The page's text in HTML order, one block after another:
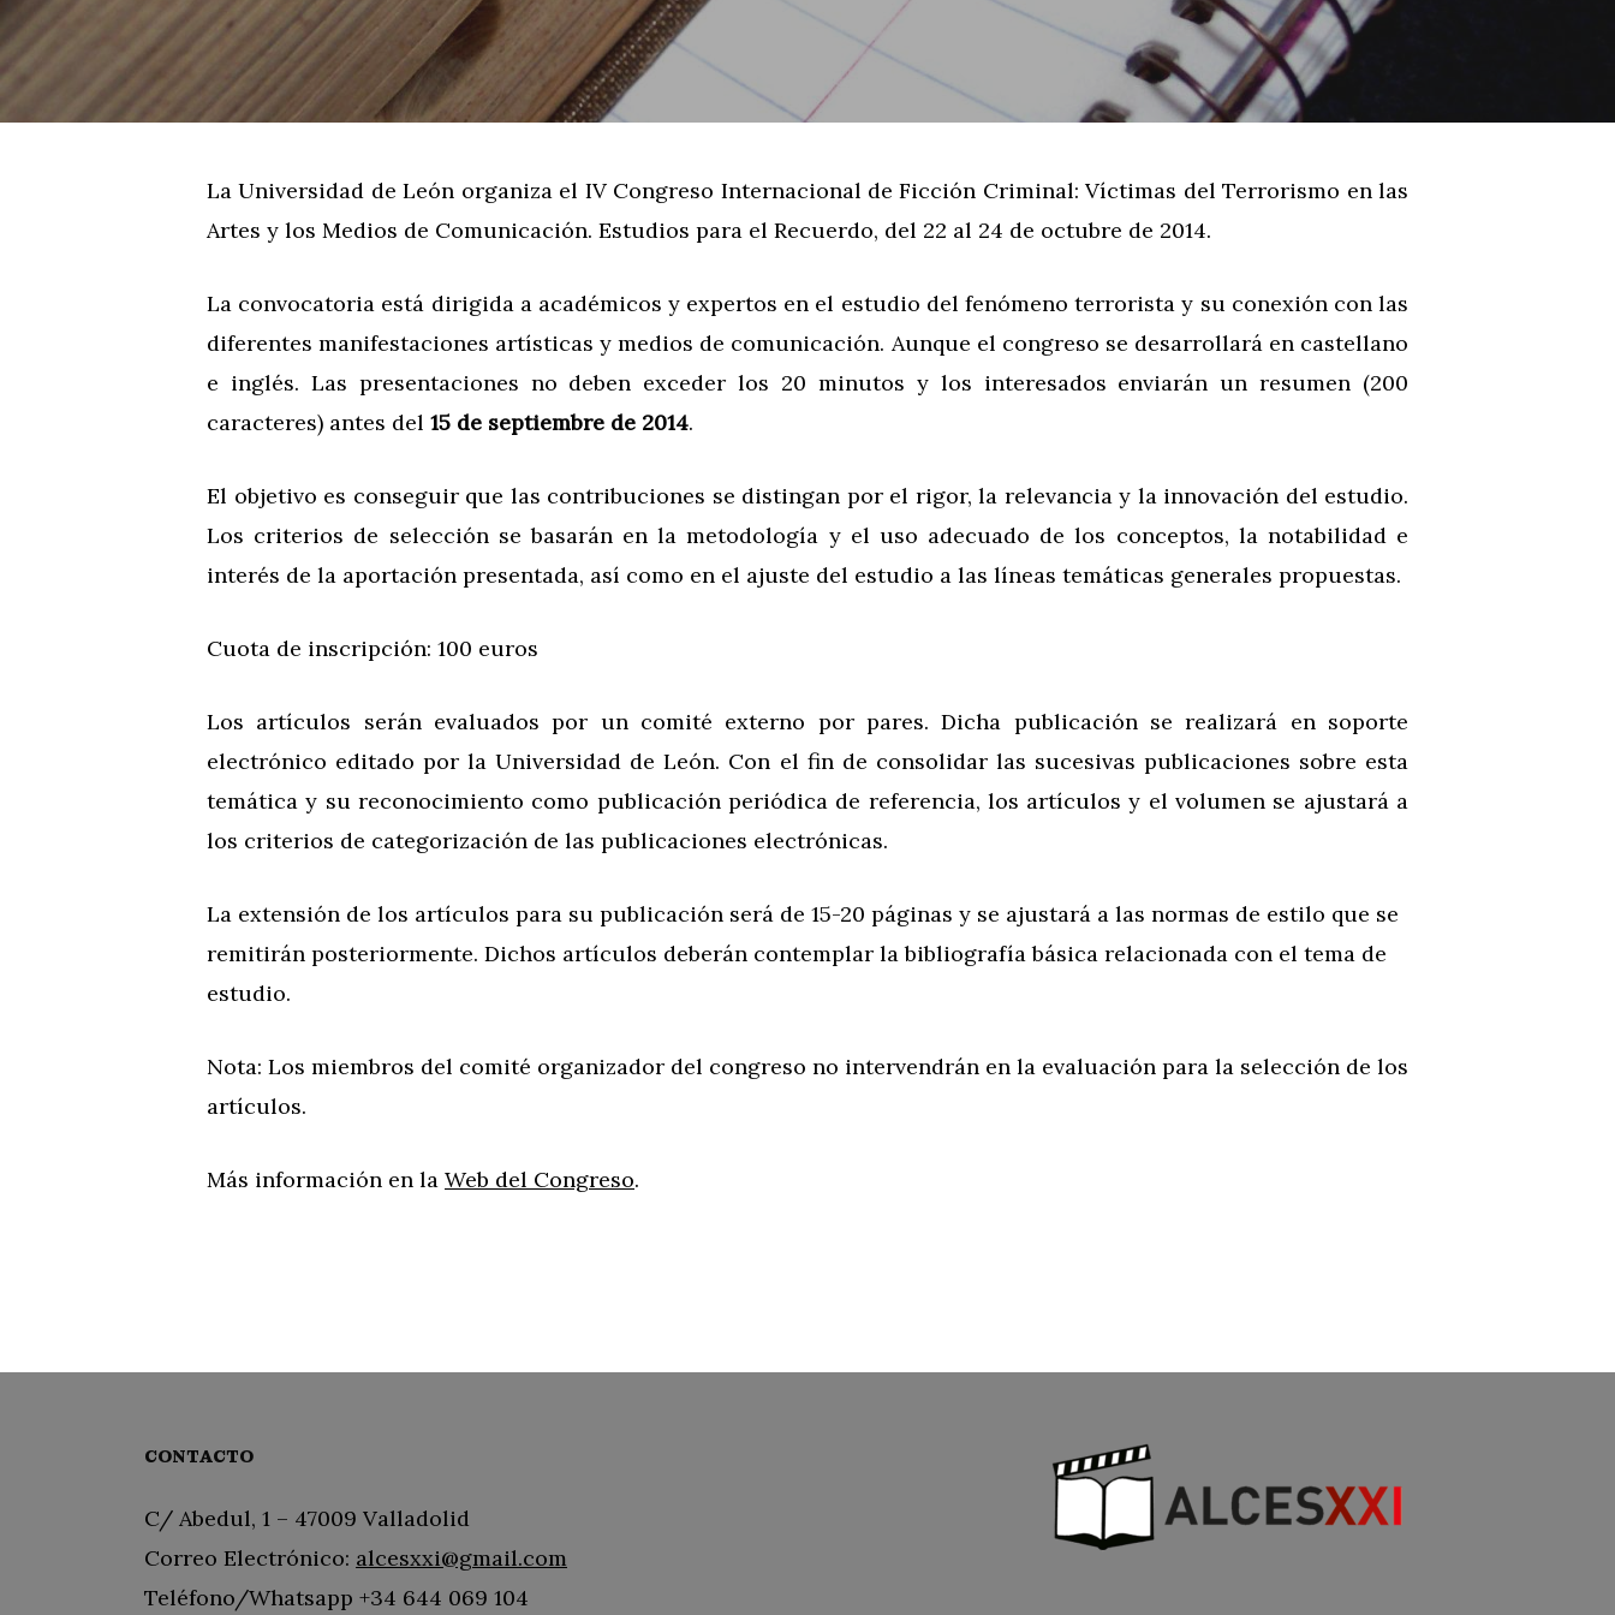
La Universidad de León organiza el IV Congreso Internacional de Ficción Criminal: Víctimas del Terrorismo en las
Artes y los Medios de Comunicación. Estudios para el Recuerdo, del 22 al 24 de octubre de 2014.
La convocatoria está dirigida a académicos y expertos en el estudio del fenómeno terrorista y su conexión con las
diferentes manifestaciones artísticas y medios de comunicación. Aunque el congreso se desarrollará en castellano
e inglés. Las presentaciones no deben exceder los 20 minutos y los interesados enviarán un resumen (200
caracteres) antes del 15 de septiembre de 2014.
El objetivo es conseguir que las contribuciones se distingan por el rigor, la relevancia y la innovación del estudio.
Los criterios de selección se basarán en la metodología y el uso adecuado de los conceptos, la notabilidad e
interés de la aportación presentada, así como en el ajuste del estudio a las líneas temáticas generales propuestas.
Cuota de inscripción: 100 euros
Los artículos serán evaluados por un comité externo por pares. Dicha publicación se realizará en soporte
electrónico editado por la Universidad de León. Con el fin de consolidar las sucesivas publicaciones sobre esta
temática y su reconocimiento como publicación periódica de referencia, los artículos y el volumen se ajustará a
los criterios de categorización de las publicaciones electrónicas.
La extensión de los artículos para su publicación será de 15-20 páginas y se ajustará a las normas de estilo que se
remitirán posteriormente. Dichos artículos deberán contemplar la bibliografía básica relacionada con el tema de
estudio.
Nota: Los miembros del comité organizador del congreso no intervendrán en la evaluación para la selección de los
artículos.
Más información en la Web del Congreso.
CONTACTO
C/ Abedul, 1 – 47009 Valladolid
Correo Electrónico: alcesxxi@gmail.com
Teléfono/Whatsapp +34 644 069 104